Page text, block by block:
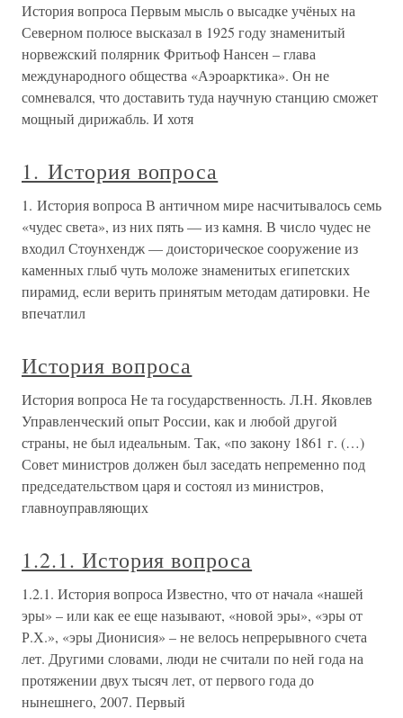
История вопроса Первым мысль о высадке учёных на
Северном полюсе высказал в 1925 году знаменитый
норвежский полярник Фритьоф Нансен – глава
международного общества «Аэроарктика». Он не
сомневался, что доставить туда научную станцию сможет
мощный дирижабль. И хотя
1. История вопроса
1. История вопроса В античном мире насчитывалось семь
«чудес света», из них пять — из камня. В число чудес не
входил Стоунхендж — доисторическое сооружение из
каменных глыб чуть моложе знаменитых египетских
пирамид, если верить принятым методам датировки. Не
впечатлил
История вопроса
История вопроса Не та государственность. Л.Н. Яковлев
Управленческий опыт России, как и любой другой
страны, не был идеальным. Так, «по закону 1861 г. (…)
Совет министров должен был заседать непременно под
председательством царя и состоял из министров,
главноуправляющих
1.2.1. История вопроса
1.2.1. История вопроса Известно, что от начала «нашей
эры» – или как ее еще называют, «новой эры», «эры от
Р.Х.», «эры Дионисия» – не велось непрерывного счета
лет. Другими словами, люди не считали по ней года на
протяжении двух тысяч лет, от первого года до
нынешнего, 2007. Первый